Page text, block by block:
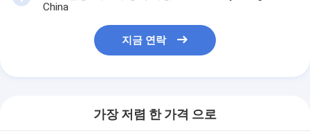
China
지금 연락
가장 저렴 한 가격 으로